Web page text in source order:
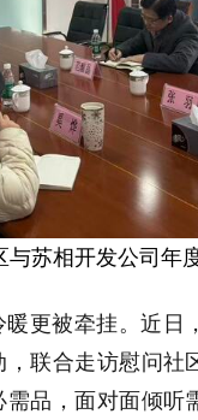
与苏相开发公司年
更被牵挂。近日
联合走访慰问社
品，面对面倾听